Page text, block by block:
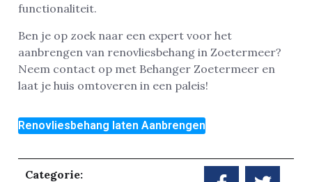
functionaliteit.
Ben je op zoek naar een expert voor het
aanbrengen van renovliesbehang in Zoetermeer?
Neem contact op met Behanger Zoetermeer en
laat je huis omtoveren in een paleis!
Renovliesbehang laten Aanbrengen
Categorie: